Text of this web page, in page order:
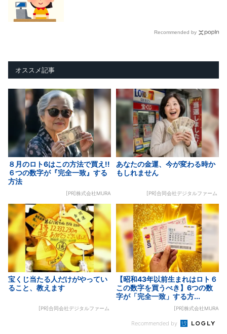
Recommended by
オススメ記事
８月のロト6はこの方法で買え!!
６つの数字が『完全一致』する
方法
[PR]株式会社MURA
あなたの金運、今が変わる時か
もしれません
[PR]合同会社デジタルファーム
宝くじ当たる人だけがやってい
ること、教えます
[PR]合同会社デジタルファーム
【昭和43年以前生まれはロト６
この数字を買うべき】6つの数
字が「完全一致」する方...
[PR]株式会社MURA
Recommended by